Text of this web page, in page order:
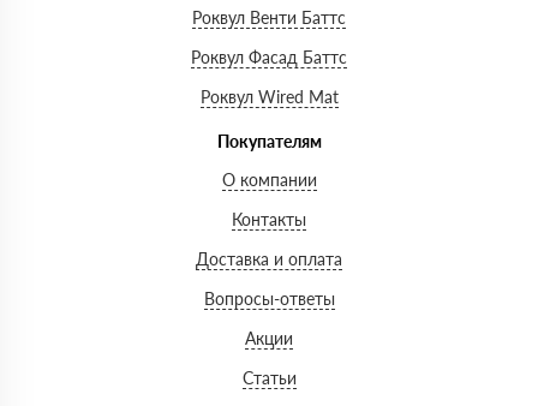
Роквул Венти Баттс
Роквул Фасад Баттс
Роквул Wired Mat
Покупателям
О компании
Контакты
Доставка и оплата
Вопросы-ответы
Акции
Статьи